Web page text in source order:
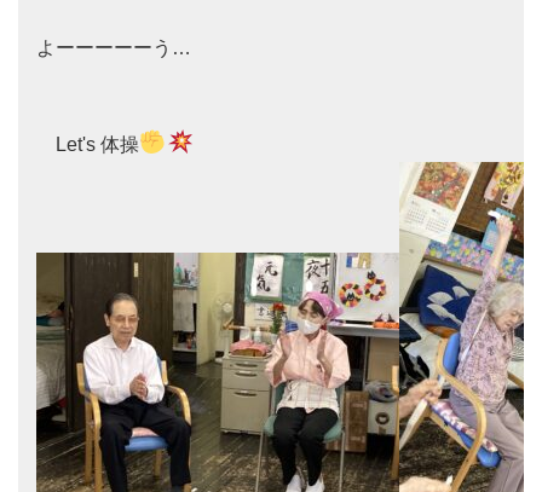
よーーーーーう…
Let's 体操